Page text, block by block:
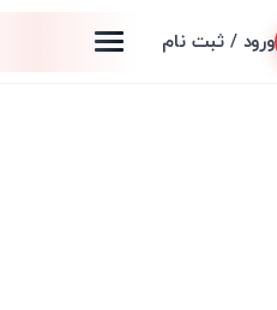
ورود / ثبت نام